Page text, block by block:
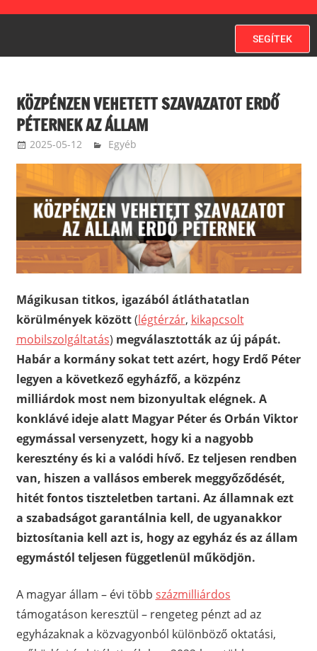
SEGÍTEK
KÖZPÉNZEN VEHETETT SZAVAZATOT ERDŐ
PÉTERNEK AZ ÁLLAM
2025-05-12 balazssandorsandorbalazs
Egyéb
Mágikusan titkos, igazából átláthatatlan
körülmények között(légtérzár, kikapcsolt
mobilszolgáltatás) megválasztották az új pápát.
Habár a kormány sokat tett azért, hogy Erdő Péter
legyen a következő egyházfő, a közpénz
milliárdok most nem bizonyultak elégnek. A
konklávé ideje alatt Magyar Péter és Orbán Viktor
egymással versenyzett, hogy ki a nagyobb
keresztény és ki a valódi hívő. Ez teljesen rendben
van, hiszen a vallásos emberek meggyőződését,
hitét fontos tiszteletben tartani. Az államnak ezt
a szabadságot garantálnia kell, de ugyanakkor
biztosítania kell azt is, hogy az egyház és az állam
egymástól teljesen függetlenül működjön.
A magyar állam – évi több százmilliárdos
támogatáson keresztül – rengeteg pénzt ad az
egyházaknak a közvagyonból különböző oktatási,